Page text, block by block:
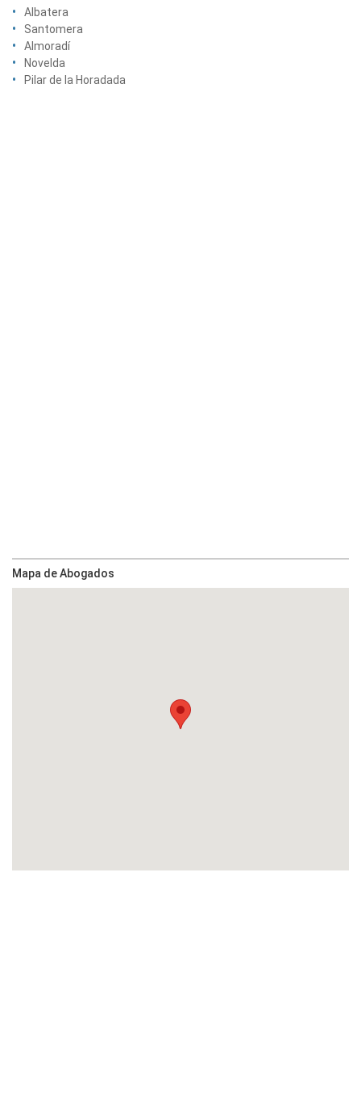
Albatera
Santomera
Almoradí
Novelda
Pilar de la Horadada
Mapa de Abogados